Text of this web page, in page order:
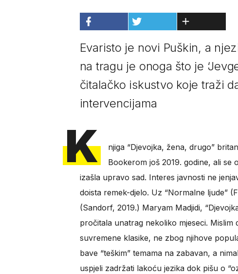
Evaristo je novi Puškin, a
na tragu je onoga što je
čitalačko iskustvo koje traži
intervencijama
K
njiga “Djevojka, žena, drugo”
Bookerom još 2019. godine, ali se
izašla upravo sad. Interes javnosti ne
doista remek-djelo. Uz “Normalne ljude”
(Sandorf, 2019.) Maryam Madjidi,
pročitala unatrag nekoliko mjeseci. Mislim
suvremene klasike, ne zbog njihove
bave “teškim” temama na zabavan, a
uspjeli zadržati lakoću jezika dok pišu o